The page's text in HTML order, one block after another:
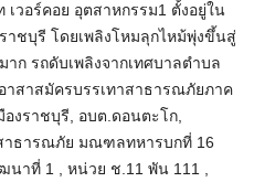
วอร์คอย อุตสาหกรรม1 ตั้งอยู่ใน
าชบุรี โดยเพลิงโหมลุกไหม้พุ่งขึ้นสู่
ก รถดับเพลิงจากเทศบาลตำบล
สาสมัครบรรเทาสาธารณภัยภาค
องราชบุรี, อบต.ดอนตะโก,
าธารณภัย มณฑลทหารบกที่ 16
นาที่ 1 , หน่วย ช.11 พัน 111 ,